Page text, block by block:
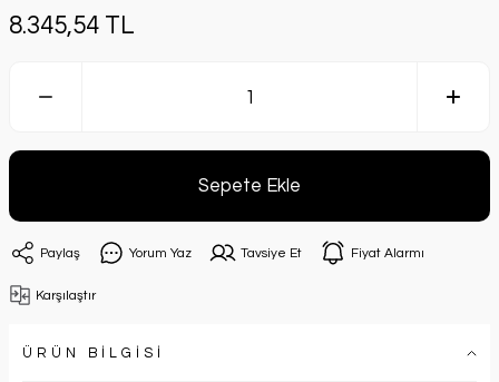
8.345,54 TL
Sepete Ekle
Paylaş Yorum Yaz Tavsiye Et Fiyat Alarmı
Karşılaştır
ÜRÜN BİLGİSİ